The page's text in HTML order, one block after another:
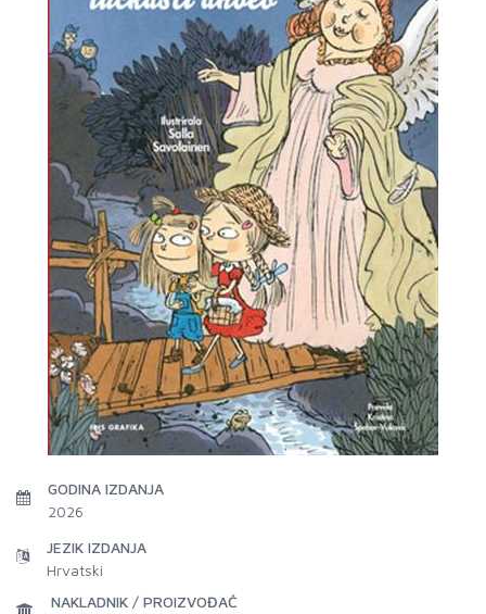
GODINA IZDANJA
2026
JEZIK IZDANJA
Hrvatski
NAKLADNIK / PROIZVOĐAČ